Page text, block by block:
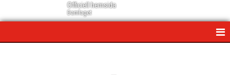
Officiell hemsida
Damlaget